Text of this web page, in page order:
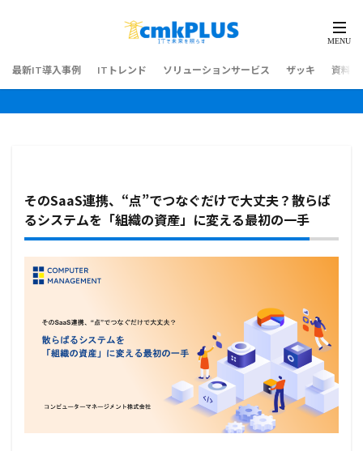
最新IT導入事例 ITトレンド ソリューションサービス ザッキ 資料ダ
そのSaaS連携、“点”でつなぐだけで大丈夫？散らば
るシステムを「組織の資産」に変える最初の一手